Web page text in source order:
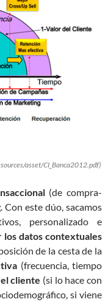
asset/CI_Banca2012.pdf)
(de compra-
. Con este dúo, sacamos
personalizado e
los datos contextuales
de la cesta de la
(frecuencia, tiempo
cliente (si lo hace con
si viene